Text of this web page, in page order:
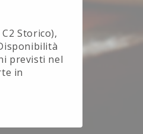
Storico),
previsti nel
in